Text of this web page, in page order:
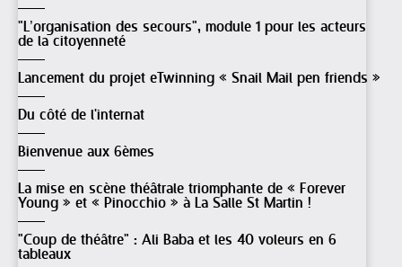
"L’organisation des secours", module 1 pour les acteurs
de la citoyenneté
Lancement du projet eTwinning « Snail Mail pen friends »
Du côté de l'internat
Bienvenue aux 6èmes
La mise en scène théâtrale triomphante de « Forever
Young » et « Pinocchio » à La Salle St Martin !
"Coup de théâtre" : Ali Baba et les 40 voleurs en 6
tableaux